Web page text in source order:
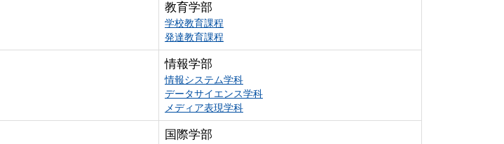
教育学部
学校教育課程
発達教育課程
情報学部
情報システム学科
データサイエンス学科
メディア表現学科
国際学部